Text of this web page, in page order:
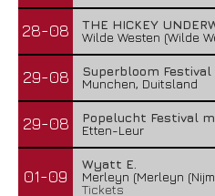
28-08
THE HICKEY
Wilde Westen (Wilde
29-08
Superbloom
Munchen, Duitsland
29-08
Popelucht Festival
Etten-Leur
01-09
Wyatt E.
Merleyn (Merleyn
Tickets